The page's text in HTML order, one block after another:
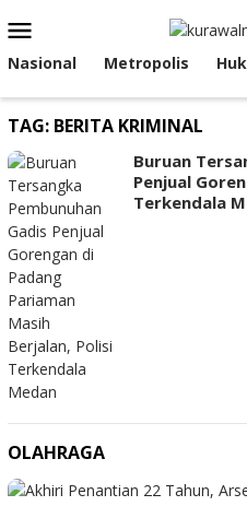
ke
kontenMobile
Nasional Metropolis
TAG: BERITA KRIMINAL
Buruan
Penjual
Terkendala
OLAHRAGA